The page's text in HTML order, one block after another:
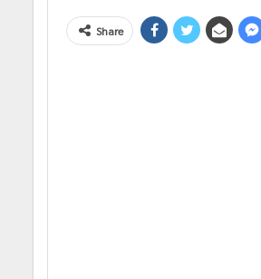
Share